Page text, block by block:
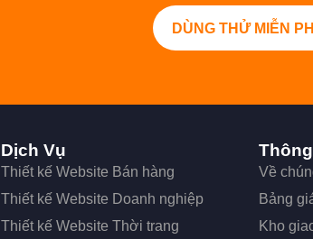
DÙNG THỬ MIỄN PHÍ
Dịch Vụ
Thiết kế Website Bán hàng
Thiết kế Website Doanh nghiệp
Thiết kế Website Thời trang
Về
Bảng
Kho